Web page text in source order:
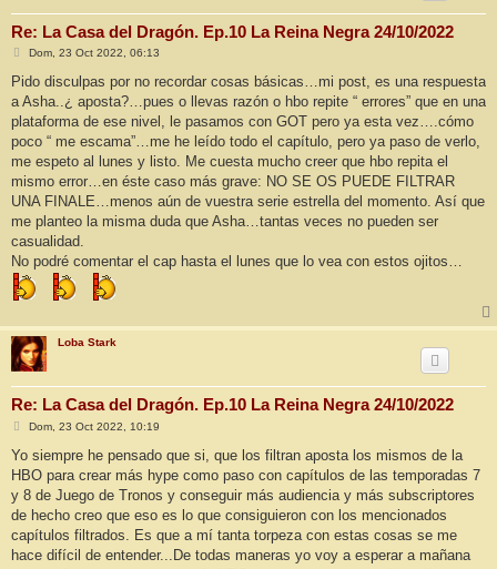
Re: La Casa del Dragón. Ep.10 La Reina Negra 24/10/2022
M
n
a
j
Dom, 23 Oct 2022, 06:13
Pido disculpas por no recordar cosas básicas…mi post, es una respuesta
a Asha..¿ aposta?…pues o llevas razón o hbo repite “ errores” que en una
plataforma de ese nivel, le pasamos con GOT pero ya esta vez….cómo
poco “ me escama”…me he leído todo el capítulo, pero ya paso de verlo,
me espeto al lunes y listo. Me cuesta mucho creer que hbo repita el
mismo error…en éste caso más grave: NO SE OS PUEDE FILTRAR
UNA FINALE…menos aún de vuestra serie estrella del momento. Así que
me planteo la misma duda que Asha…tantas veces no pueden ser
casualidad.
No podré comentar el cap hasta el lunes que lo vea con estos ojitos…
Loba Stark
Re: La Casa del Dragón. Ep.10 La Reina Negra 24/10/2022
M
n
a
j
Dom, 23 Oct 2022, 10:19
Yo siempre he pensado que si, que los filtran aposta los mismos de la
HBO para crear más hype como paso con capítulos de las temporadas 7
y 8 de Juego de Tronos y conseguir más audiencia y más subscriptores
de hecho creo que eso es lo que consiguieron con los mencionados
capítulos filtrados. Es que a mí tanta torpeza con estas cosas se me
hace difícil de entender...De todas maneras yo voy a esperar a mañana